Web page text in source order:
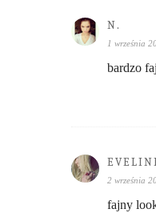
N.
1 września
bardzo
2 września
fajny